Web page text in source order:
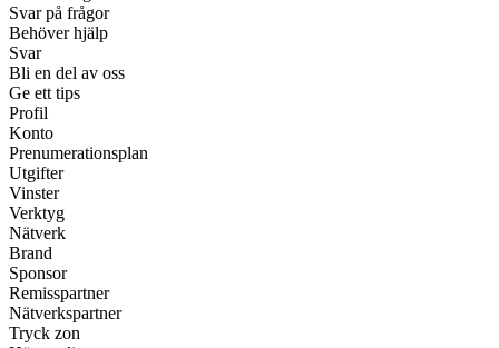
Svar på frågor
Behöver hjälp
Svar
Bli en del av oss
Ge ett tips
Profil
Konto
Prenumerationsplan
Utgifter
Vinster
Verktyg
Nätverk
Brand
Sponsor
Remisspartner
Nätverkspartner
Tryck zon